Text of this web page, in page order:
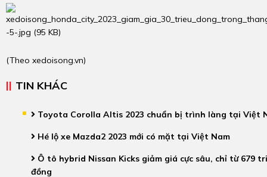
(Theo xedoisong.vn)
TIN KHÁC
Toyota Corolla Altis 2023 chuẩn bị trình làng tại Việt
Hé lộ xe Mazda2 2023 mới có mặt tại Việt Nam
Ô tô hybrid Nissan Kicks giảm giá cực sâu, chỉ từ 679
đồng